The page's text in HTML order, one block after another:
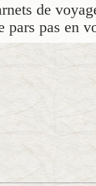
de
pars pas en